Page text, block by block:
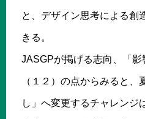
と、デザイン思考による創
きる。
JASGPが掲げる志向、「影
（１２）の点からみると
し」へ変更するチャレンジ